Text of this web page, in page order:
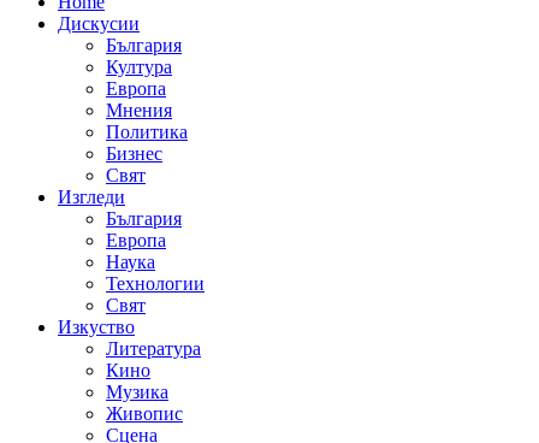
Дискусии
България
Култура
Европа
Мнения
Политика
Бизнес
Свят
Изгледи
България
Европа
Наука
Технологии
Свят
Изкуство
Литература
Кино
Музика
Живопис
Сцена